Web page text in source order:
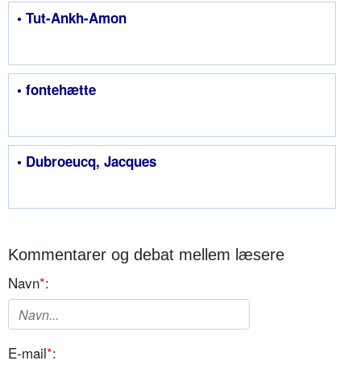
• Tut-Ankh-Amon
• fontehætte
• Dubroeucq, Jacques
Kommentarer og debat mellem læsere
Navn*:
E-mail*: